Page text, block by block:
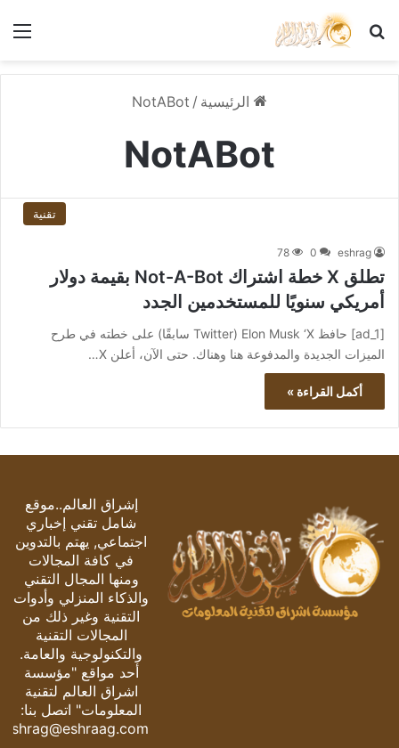
بحث عن
الرئيسية /
NotABot
NotABot
تقنية
eshrag
0
78
تطلق X خطة اشتراك Not-A-Bot بقيمة دولار
أمريكي سنويًا للمستخدمين الجدد
[ad_1] حافظ Elon Musk ‘X (Twitter سابقًا) على خطته في طرح
الميزات الجديدة والمدفوعة هنا وهناك. حتى الآن، أعلن X…
أكمل القراءة »
إشراق العالم..موقع
شامل تقني إخباري
اجتماعي, يهتم بالتدوين
في كافة المجالات
ومنها المجال التقني
والذكاء المنزلي وأدوات
التقنية وغير ذلك من
المجالات التقنية
والتكنولوجية والعامة.
أحد مواقع "مؤسسة
اشراق العالم لتقنية
المعلومات" اتصل بنا:
eshrag@eshraag.com